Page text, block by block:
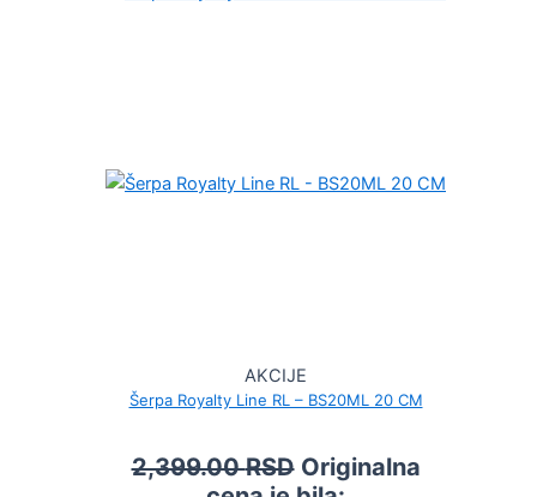
AKCIJE
Šerpa Royalty Line RL – BS20ML 20 CM
2,399.00RSD Originalna